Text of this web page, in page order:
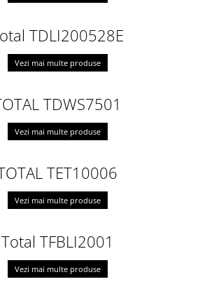
TDLI200528E
Vezi mai multe produse
TDWS7501
Vezi mai multe produse
TET10006
Vezi mai multe produse
Total TFBLI2001
Vezi mai multe produse